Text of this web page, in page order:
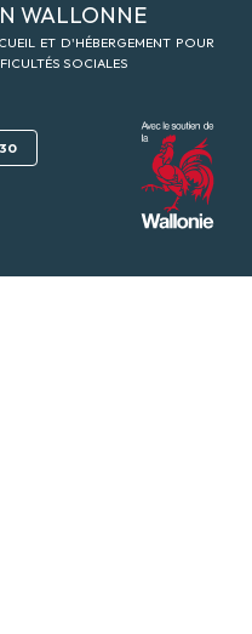
WALLONNE
ET D'HÉBERGEMENT POUR
SOCIALES